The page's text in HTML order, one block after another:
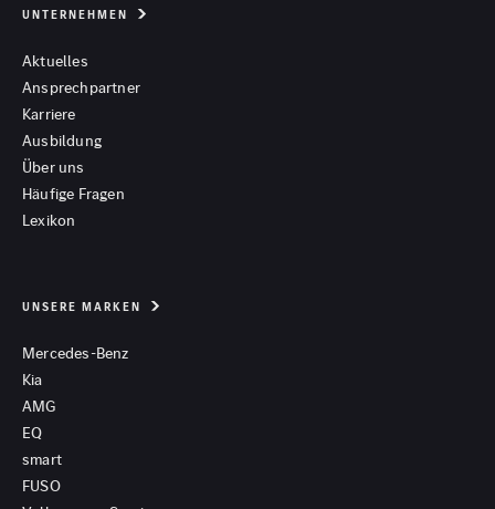
UNTERNEHMEN
Aktuelles
Ansprechpartner
Karriere
Ausbildung
Über uns
Häufige Fragen
Lexikon
UNSERE MARKEN
Mercedes-Benz
Kia
AMG
EQ
smart
FUSO